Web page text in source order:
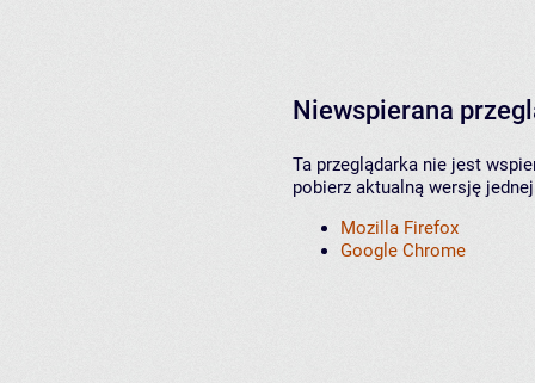
Niewspierana
Ta przeglądarka nie jest
pobierz aktualną wersję
Mozilla Firefox
Google Chrome